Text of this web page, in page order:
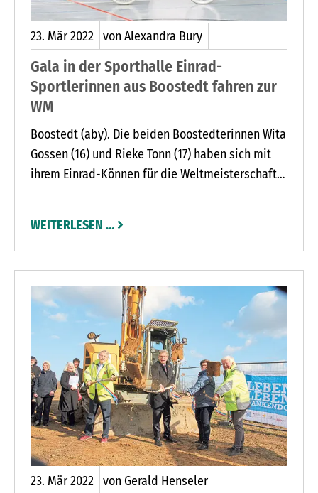
23. Mär2022 von Alexandra Bury
Gala in der Sporthalle Einrad-
Sportlerinnen aus Boostedt fahren zur
WM
Boostedt (aby). Die beiden Boostedterinnen Wita
Gossen (16) und Rieke Tonn (17) haben sich mit
ihrem Einrad-Können für die Weltmeisterschaft
Monocyclistinnen sowohl mit der Großgruppe
des Landeskaders Schleswig-Holstein
qualifiziert, als auch in der Paarkür in der Klasse
der unter 19-Jährigen.
WEITERLESEN …
23. Mär2022 von Gerald Henseler